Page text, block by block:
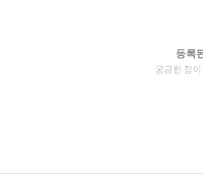
등록
궁금한 점